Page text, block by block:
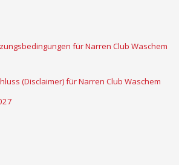
für Narren Club Waschem
(Disclaimer) für Narren Club Waschem